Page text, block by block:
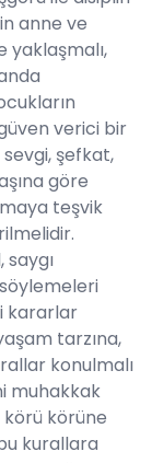
anne ve
yaklaşmalı,
verici bir
şefkat,
göre
teşvik
kararlar
tarzına,
konulmalı
muhakkak
körü körüne
kurallara